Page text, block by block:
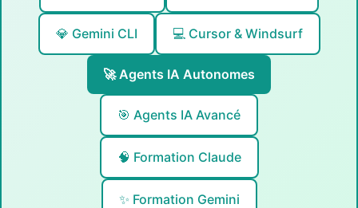
💎 Gemini CLI 💻 Cursor & Windsurf
🚀 Agents IA Autonomes
🎯 Agents IA Avancé
🧠 Formation Claude
✨ Formation Gemini